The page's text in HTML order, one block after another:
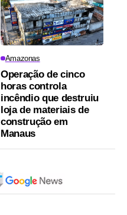
Amazonas
Operação de cinco
horas controla
incêndio que destruiu
loja de materiais de
construção em
Manaus